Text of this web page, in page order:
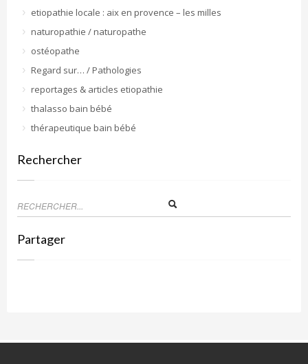
etiopathie locale : aix en provence – les milles
naturopathie / naturopathe
ostéopathe
Regard sur… / Pathologies
reportages & articles etiopathie
thalasso bain bébé
thérapeutique bain bébé
Rechercher
Partager